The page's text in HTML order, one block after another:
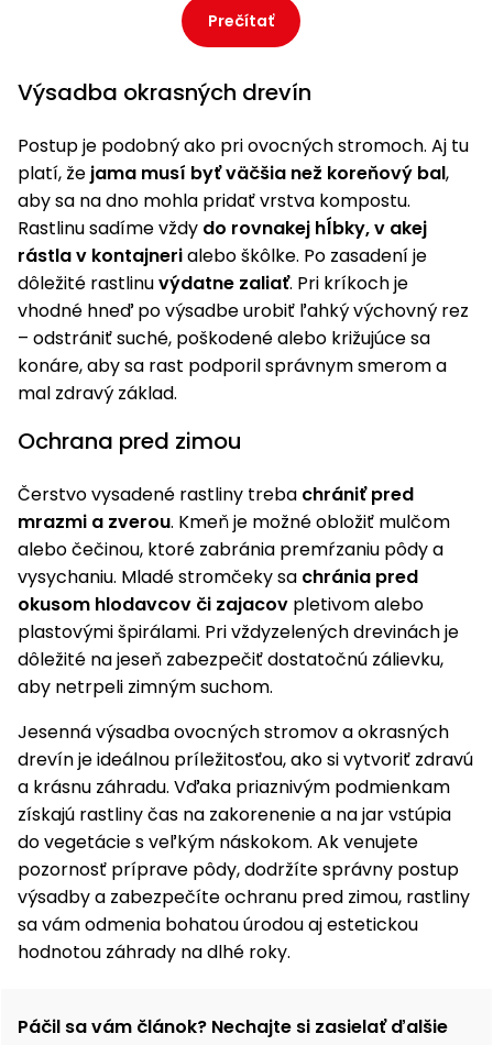
Prečítať
Výsadba okrasných drevín
Postup je podobný ako pri ovocných stromoch. Aj tu
platí, že jama musí byť väčšia než koreňový bal,
aby sa na dno mohla pridať vrstva kompostu.
Rastlinu sadíme vždy do rovnakej hĺbky, v akej
rástla v kontajnerialebo škôlke. Po zasadení je
dôležité rastlinuvýdatne zaliať. Pri kríkoch je
vhodné hneď po výsadbe urobiť ľahký výchovný rez
– odstrániť suché, poškodené alebo križujúce sa
konáre, aby sa rast podporil správnym smerom a
mal zdravý základ.
Ochrana pred zimou
Čerstvo vysadené rastliny treba chrániť pred
mrazmi a zverou. Kmeň je možné obložiť mulčom
alebo čečinou, ktoré zabránia premŕzaniu pôdy a
vysychaniu. Mladé stromčeky sa chránia pred
okusom hlodavcov či zajacov pletivom alebo
plastovými špirálami. Pri vždyzelených drevinách je
dôležité na jeseň zabezpečiť dostatočnú zálievku,
aby netrpeli zimným suchom.
Jesenná výsadba ovocných stromov a okrasných
drevín je ideálnou príležitosťou, ako si vytvoriť zdravú
a krásnu záhradu. Vďaka priaznivým podmienkam
získajú rastliny čas na zakorenenie a na jar vstúpia
do vegetácie s veľkým náskokom. Ak venujete
pozornosť príprave pôdy, dodržíte správny postup
výsadby a zabezpečíte ochranu pred zimou, rastliny
sa vám odmenia bohatou úrodou aj estetickou
hodnotou záhrady na dlhé roky.
Páčil sa vám článok? Nechajte si zasielať ďalšie